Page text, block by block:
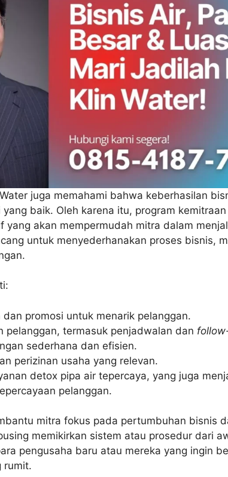
juga memahami bahwa keberhasilan
baik. Oleh karena itu, program
yang akan mempermudah mitra dalam
untuk menyederhanakan proses bisnis,
promosi untuk menarik pelanggan.
pelanggan, termasuk penjadwalan dan
sederhana dan efisien.
perizinan usaha yang relevan.
detox pipa air tepercaya, yang juga
pelanggan.
mitra fokus pada pertumbuhan bisnis
memikirkan sistem atau prosedur dari
pengusaha baru atau mereka yang ingin
rumit.